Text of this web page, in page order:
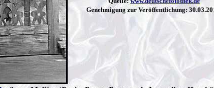
Genehmigung zur Veröffentlichung: